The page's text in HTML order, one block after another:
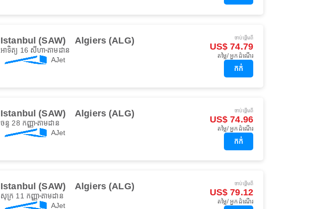
Istanbul (SAW) Algiers (ALG)
អាទិត្យ 16 សីហា តាមដាន
AJet
ចាប់ផ្ដើមពី
US$ 74.79
តម្លៃ/ អ្នកដំណើរ
កក់
Istanbul (SAW) Algiers (ALG)
ចន្ទ 28 កញ្ញា តាមដាន
AJet
ចាប់ផ្ដើមពី
US$ 74.96
តម្លៃ/ អ្នកដំណើរ
កក់
Istanbul (SAW) Algiers (ALG)
សុក្រ 11 កញ្ញា តាមដាន
AJet
ចាប់ផ្ដើមពី
US$ 79.12
តម្លៃ/ អ្នកដំណើរ